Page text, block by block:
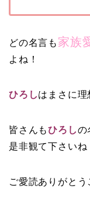
どの名言も 家族
よね！
ひろしはまさに理
皆さんもひろしの
是非観て下さいね
ご愛読ありがとう